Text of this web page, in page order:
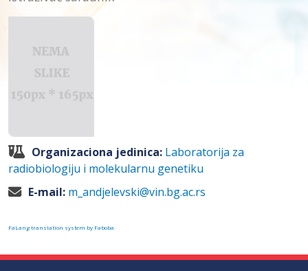
Organizaciona jedinica: Laboratorija za
radiobiologiju i molekularnu genetiku
E-mail: m_andjelevski@vin.bg.ac.rs
FaLang translation system by Faboba